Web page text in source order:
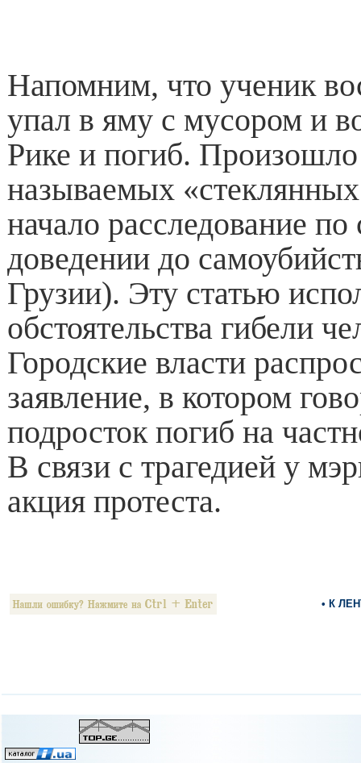
Напомним, что ученик
упал в яму с мусором и
Рике и погиб. Произошло
называемых
начало расследование по
доведении до
Грузии). Эту статью
обстоятельства гибели
Городские власти
заявление, в котором
подросток погиб на
В связи с трагедией у
акция протеста.
• К